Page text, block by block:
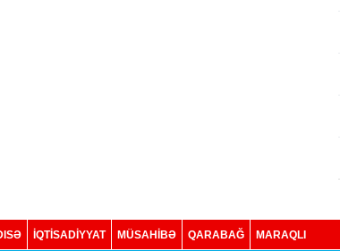
İQTISADIYYAT MÜSAHİBƏ QARABAĞ MARAQLI